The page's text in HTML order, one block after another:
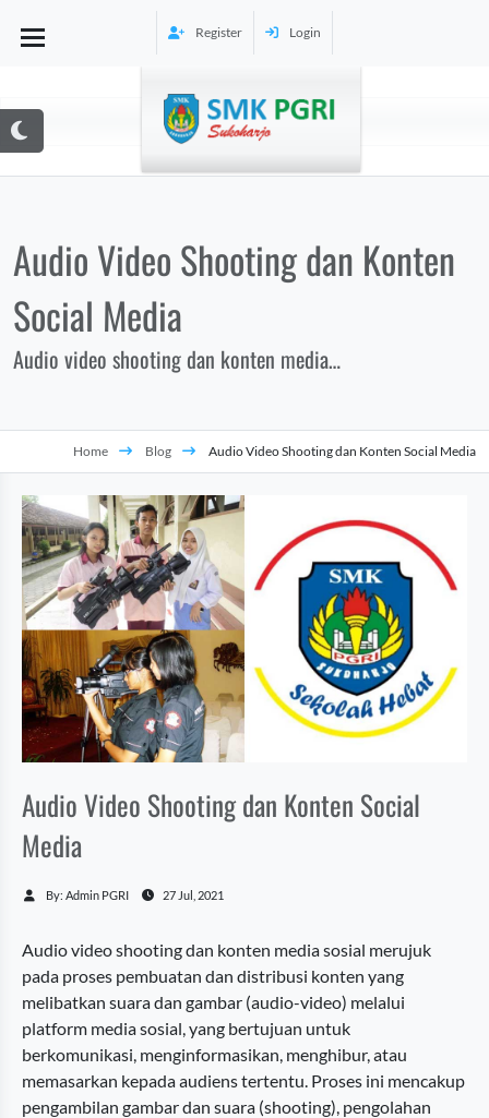
Register Login
Audio Video Shooting dan Konten
Social Media
Audio video shooting dan konten media
distribusi konten yang melibatkan suara
dan gambar (audio-video) melalui platform
media sosial, yang bertujuan untuk berk
Home Blog Audio Video Shooting dan Konten Social Media
Audio Video Shooting dan Konten Social
Media
By: Admin PGRI 27 Jul, 2021
Audio video shooting dan konten media sosial merujuk
pada proses pembuatan dan distribusi konten yang
melibatkan suara dan gambar (audio-video) melalui
platform media sosial, yang bertujuan untuk
berkomunikasi, menginformasikan, menghibur, atau
memasarkan kepada audiens tertentu. Proses ini mencakup
pengambilan gambar dan suara (shooting), pengolahan